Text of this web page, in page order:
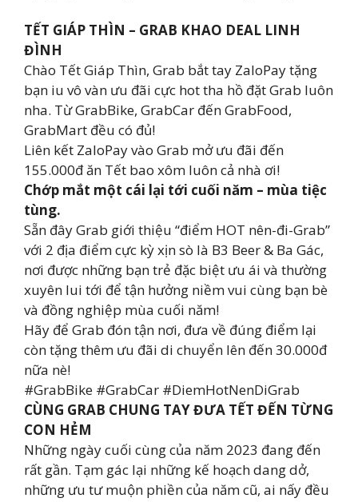
TẾT GIÁP THÌN – GRAB KHAO DEAL LINH
ĐÌNH
Chào Tết Giáp Thìn, Grab bắt tay ZaloPay tặng
bạn iu vô vàn ưu đãi cực hot tha hồ đặt Grab luôn
nha. Từ GrabBike, GrabCar đến GrabFood,
GrabMart đều có đủ!
Liên kết ZaloPay vào Grab mở ưu đãi đến
155.000đ ăn Tết bao xôm luôn cả nhà ơi!
Chớp mắt một cái lại tới cuối năm – mùa tiệc
tùng.
Sẵn đây Grab giới thiệu “điểm HOT nên-đi-Grab”
với 2 địa điểm cực kỳ xịn sò là B3 Beer & Ba Gác,
nơi được những bạn trẻ đặc biệt ưu ái và thường
xuyên lui tới để tận hưởng niềm vui cùng bạn bè
và đồng nghiệp mùa cuối năm!
Hãy để Grab đón tận nơi, đưa về đúng điểm lại
còn tặng thêm ưu đãi di chuyển lên đến 30.000đ
nữa nè!
#GrabBike #GrabCar #DiemHotNenDiGrab
CÙNG GRAB CHUNG TAY ĐƯA TẾT ĐẾN TỪNG
CON HẺM
Những ngày cuối cùng của năm 2023 đang đến
rất gần. Tạm gác lại những kế hoạch dang dở,
những ưu tư muộn phiền của năm cũ, ai nấy đều